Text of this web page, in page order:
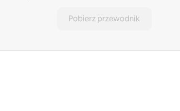
Pobierz przewodnik